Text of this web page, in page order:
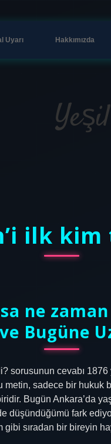
Uyarı Hakkımızda
ilk kim
ne
Bugüne
sorusunun cevabı 1876
metin, sadece bir hukuk
Bugün Ankara’da
düşündüğümü fark
sıradan bir bireyin